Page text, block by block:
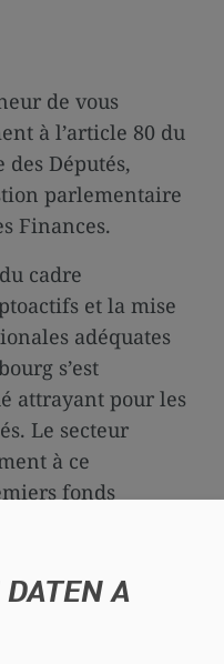
de vous
à l’article 80 du
des Députés,
parlementaire
Finances.
cadre
et la mise
adéquates
s’est
attrayant pour les
Le secteur
à ce
fonds
étant donné que
de
notre place
A